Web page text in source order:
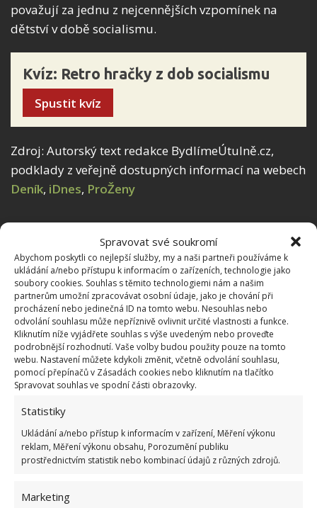
Spravovat své soukromí
Abychom poskytli co nejlepší služby, my a naši partneři používáme k
ukládání a/nebo přístupu k informacím o zařízeních, technologie jako
soubory cookies. Souhlas s těmito technologiemi nám a našim
partnerům umožní zpracovávat osobní údaje, jako je chování při
procházení nebo jedinečná ID na tomto webu. Nesouhlas nebo
odvolání souhlasu může nepříznivě ovlivnit určité vlastnosti a funkce.
Kliknutím níže vyjádřete souhlas s výše uvedeným nebo proveďte
podrobnější rozhodnutí. Vaše volby budou použity pouze na tomto
webu. Nastavení můžete kdykoli změnit, včetně odvolání souhlasu,
pomocí přepínačů v Zásadách cookies nebo kliknutím na tlačítko
Spravovat souhlas ve spodní části obrazovky.
Statistiky
Ukládání a/nebo přístup k informacím v zařízení, Měření výkonu
reklam, Měření výkonu obsahu, Porozumění publiku
prostřednictvím statistik nebo kombinací údajů z různých zdrojů.
Marketing
považují za jednu z nejcennějších vzpomínek na
dětství v době socialismu.
Kvíz: Retro hračky z dob socialismu
Spustit kvíz
Zdroj: Autorský text redakce BydlímeÚtulně.cz,
podklady z veřejně dostupných informací na webech
Deník, iDnes, ProŽeny
HRAČKY